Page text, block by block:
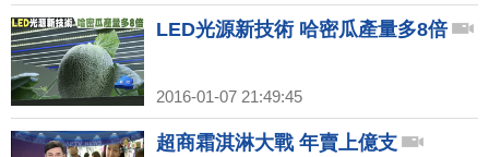
LED光源新技術 哈密瓜產量多8倍
2016-01-07 21:49:45
超商霜淇淋大戰 年賣上億支